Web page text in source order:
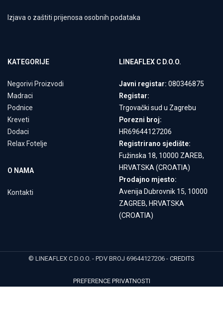
Izjava o zaštiti prijenosa osobnih podataka
KATEGORIJE
Negorivi Proizvodi
Madraci
Podnice
Kreveti
Dodaci
Relax Fotelje
O NAMA
Kontakti
LINEAFLEX C D.O.O.
Javni registar: 080346875
Registar:
Trgovački sud u Zagrebu
Porezni broj:
HR69644127206
Registrirano sjedište:
Fužinska 18, 10000 ZAREB,
HRVATSKA (CROATIA)
Prodajno mjesto:
Avenija Dubrovnik 15, 10000
ZAGREB, HRVATSKA
(CROATIA)
© LINEAFLEX C D.O.O. - PDV BROJ 69644127206 - CREDITS
PREFERENCE PRIVATNOSTI